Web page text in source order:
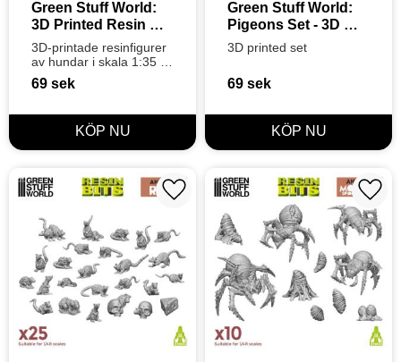
Green Stuff World:
3D Printed Resin
Set - War Dogs (7)
(1:35)
3D-printade resinfigurer
av hundar i skala 1:35
från Green Stuff
World&nbsp;
69 sek
Green Stuff World:
Pigeons Set - 3D
Printed
3D printed set
69 sek
Lägg till i favoriter